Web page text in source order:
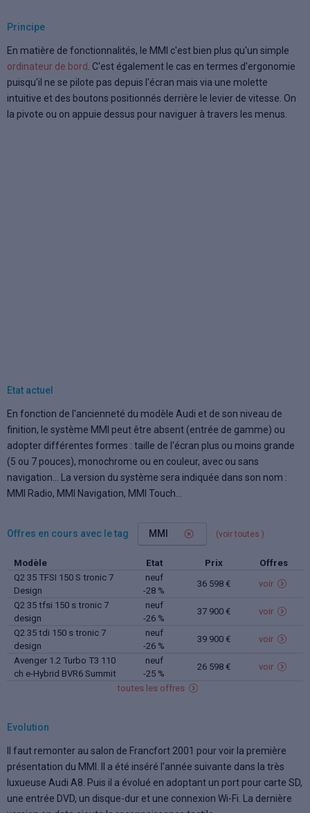
Principe
En matière de fonctionnalités, le MMI c'est bien plus qu'un simple
ordinateur de bord . C'est également le cas en termes d'ergonomie
puisqu'il ne se pilote pas depuis l'écran mais via une molette
intuitive et des boutons positionnés derrière le levier de vitesse. On
la pivote ou on appuie dessus pour naviguer à travers les menus.
Etat actuel
En fonction de l'ancienneté du modèle Audi et de son niveau de
finition, le système MMI peut être absent (entrée de gamme) ou
adopter différentes formes : taille de l'écran plus ou moins grande
(5 ou 7 pouces), monochrome ou en couleur, avec ou sans
navigation... La version du système sera indiquée dans son nom :
MMI Radio, MMI Navigation, MMI Touch...
Offres en cours avec le tag MMI (voir toutes )
Modèle Etat Prix
Offres
Q2 35 TFSI 150 S tronic 7
Design
neuf
-28 %
36 598 € voir
Q2 35 tfsi 150 s tronic 7
design
neuf
-26 %
37 900 € voir
Q2 35 tdi 150 s tronic 7
design
neuf
-26 %
39 900 € voir
Avenger 1.2 Turbo T3 110
ch e-Hybrid BVR6 Summit
neuf
-25 %
26 598 € voir
toutes les offres
Evolution
Il faut remonter au salon de Francfort 2001 pour voir la première
présentation du MMI. Il a été inséré l'année suivante dans la très
luxueuse Audi A8. Puis il a évolué en adoptant un port pour carte SD,
une entrée DVD, un disque-dur et une connexion Wi-Fi. La dernière